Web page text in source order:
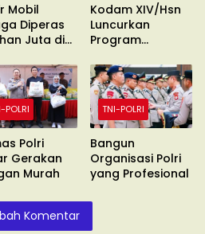
Mobil
Diperas
Juta di
Kodam XIV/Hsn
Luncurkan
Program
Jaringan
Internet
POLRI
Polri
Gerakan
Murah
TNI-POLRI
Bangun
Organisasi Polri
yang Profesional
Komentar